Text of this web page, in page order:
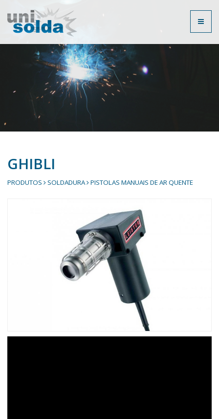
Toggle
GHIBLI
PRODUTOS SOLDADURA PISTOLAS MANUAIS DE AR QUENTE